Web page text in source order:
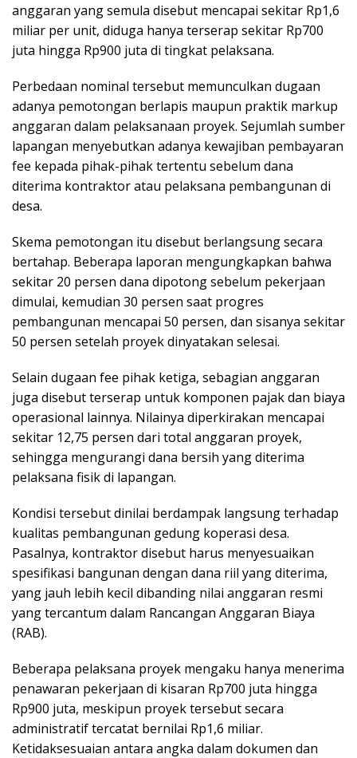
anggaran yang semula disebut mencapai sekitar Rp1,6
miliar per unit, diduga hanya terserap sekitar Rp700
juta hingga Rp900 juta di tingkat pelaksana.
Perbedaan nominal tersebut memunculkan dugaan
adanya pemotongan berlapis maupun praktik markup
anggaran dalam pelaksanaan proyek. Sejumlah sumber
lapangan menyebutkan adanya kewajiban pembayaran
fee kepada pihak-pihak tertentu sebelum dana
diterima kontraktor atau pelaksana pembangunan di
desa.
Skema pemotongan itu disebut berlangsung secara
bertahap. Beberapa laporan mengungkapkan bahwa
sekitar 20 persen dana dipotong sebelum pekerjaan
dimulai, kemudian 30 persen saat progres
pembangunan mencapai 50 persen, dan sisanya sekitar
50 persen setelah proyek dinyatakan selesai.
Selain dugaan fee pihak ketiga, sebagian anggaran
juga disebut terserap untuk komponen pajak dan biaya
operasional lainnya. Nilainya diperkirakan mencapai
sekitar 12,75 persen dari total anggaran proyek,
sehingga mengurangi dana bersih yang diterima
pelaksana fisik di lapangan.
Kondisi tersebut dinilai berdampak langsung terhadap
kualitas pembangunan gedung koperasi desa.
Pasalnya, kontraktor disebut harus menyesuaikan
spesifikasi bangunan dengan dana riil yang diterima,
yang jauh lebih kecil dibanding nilai anggaran resmi
yang tercantum dalam Rancangan Anggaran Biaya
(RAB).
Beberapa pelaksana proyek mengaku hanya menerima
penawaran pekerjaan di kisaran Rp700 juta hingga
Rp900 juta, meskipun proyek tersebut secara
administratif tercatat bernilai Rp1,6 miliar.
Ketidaksesuaian antara angka dalam dokumen dan